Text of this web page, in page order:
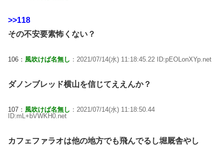
>>118
その不安要素怖くない？
106： 風吹けば名無し ：2021/07/14(水) 11:18:45.22 ID:pEOLonXYp.net
ダノンブレッド横山を信じてええんか？
107： 風吹けば名無し ：2021/07/14(水) 11:18:50.44
ID:mL+bVWKH0.net
カフェファラオは他の地方でも飛んでるし堀厩舎やし